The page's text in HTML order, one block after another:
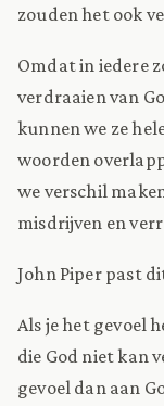
zouden het ook
Omdat in iedere
verdraaien van
kunnen we ze
woorden
we verschil
misdrijven en
John Piper past
Als je het gevoel
die God niet kan
gevoel dan aan